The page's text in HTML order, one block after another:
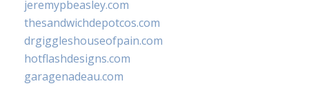
jeremypbeasley.com
thesandwichdepotcos.com
drgiggleshouseofpain.com
hotflashdesigns.com
garagenadeau.com